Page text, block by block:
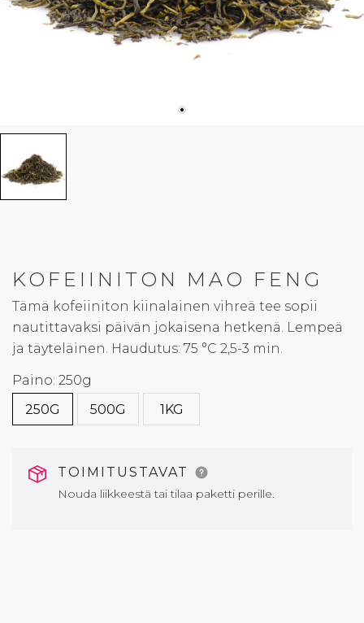
KOFEIINITON MAO FENG
Tämä kofeiiniton kiinalainen vihreä tee sopii
nautittavaksi päivän jokaisena hetkenä. Lempeä
ja täyteläinen. Haudutus: 75 °C 2,5-3 min.
Paino: 250g
250G
500G 1KG
TOIMITUSTAVAT
Nouda liikkeestä tai tilaa paketti perille.